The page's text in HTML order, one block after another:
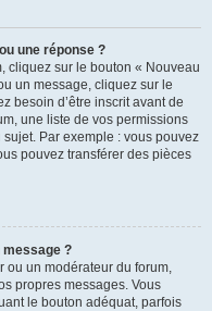
une réponse ?
cliquez sur le bouton « Nouveau
un message, cliquez sur le
besoin d’être inscrit avant de
une liste de vos permissions
Par exemple : vous pouvez
pouvez transférer des pièces
?
ou un modérateur du forum,
propres messages. Vous
le bouton adéquat, parfois